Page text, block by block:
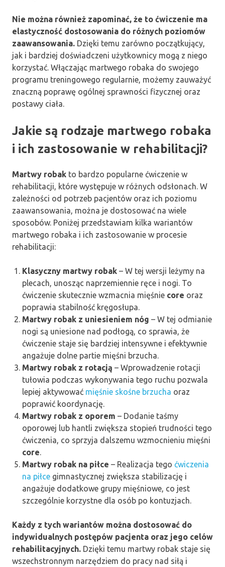
Nie można również zapominać, że to ćwiczenie ma
elastyczność dostosowania do różnych poziomów
zaawansowania. Dzięki temu zarówno początkujący,
jak i bardziej doświadczeni użytkownicy mogą z niego
korzystać. Włączając martwego robaka do swojego
programu treningowego regularnie, możemy zauważyć
znaczną poprawę ogólnej sprawności fizycznej oraz
postawy ciała.
Jakie są rodzaje martwego robaka
i ich zastosowanie w rehabilitacji?
Martwy robak to bardzo popularne ćwiczenie w
rehabilitacji, które występuje w różnych odsłonach. W
zależności od potrzeb pacjentów oraz ich poziomu
zaawansowania, można je dostosować na wiele
sposobów. Poniżej przedstawiam kilka wariantów
martwego robaka i ich zastosowanie w procesie
rehabilitacji:
Klasyczny martwy robak – W tej wersji leżymy na
plecach, unosząc naprzemiennie ręce i nogi. To
ćwiczenie skutecznie wzmacnia mięśnie core oraz
poprawia stabilność kręgosłupa.
Martwy robak z uniesieniem nóg – W tej odmianie
nogi są uniesione nad podłogą, co sprawia, że
ćwiczenie staje się bardziej intensywne i efektywnie
angażuje dolne partie mięśni brzucha.
Martwy robak z rotacją – Wprowadzenie rotacji
tułowia podczas wykonywania tego ruchu pozwala
lepiej aktywować mięśnie skośne brzucha oraz
poprawić koordynację.
Martwy robak z oporem – Dodanie taśmy
oporowej lub hantli zwiększa stopień trudności tego
ćwiczenia, co sprzyja dalszemu wzmocnieniu mięśni
core.
Martwy robak na piłce – Realizacja tego ćwiczenia
na piłce gimnastycznej zwiększa stabilizację i
angażuje dodatkowe grupy mięśniowe, co jest
szczególnie korzystne dla osób po kontuzjach.
Każdy z tych wariantów można dostosować do
indywidualnych postępów pacjenta oraz jego celów
rehabilitacyjnych. Dzięki temu martwy robak staje się
wszechstronnym narzędziem do pracy nad siłą i